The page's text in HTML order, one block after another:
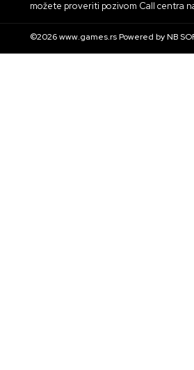
možete proveriti pozivom Call centra
©2026www.games.rs Powered byNB